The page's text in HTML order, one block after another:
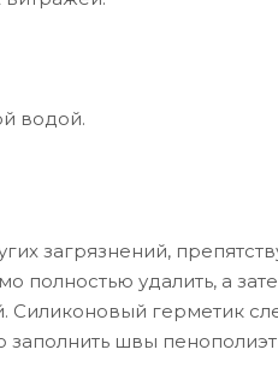
водой.
загрязнений,
полностью удалить, а
герметик
швы